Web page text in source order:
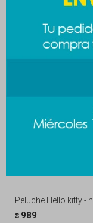
Peluche Hello kitty -
$ 989